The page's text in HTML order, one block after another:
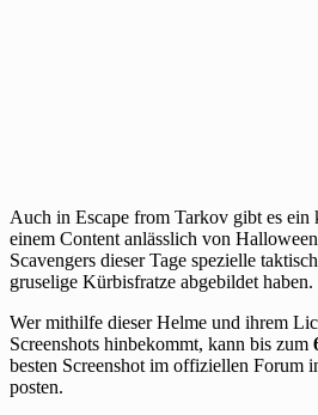
Auch in Escape from Tarkov gibt es
einem Content anlässlich von
Scavengers dieser Tage spezielle
gruselige Kürbisfratze abgebildet haben.
Wer mithilfe dieser Helme und ihrem
Screenshots hinbekommt, kann bis zum
besten Screenshot im offiziellen Forum
posten.